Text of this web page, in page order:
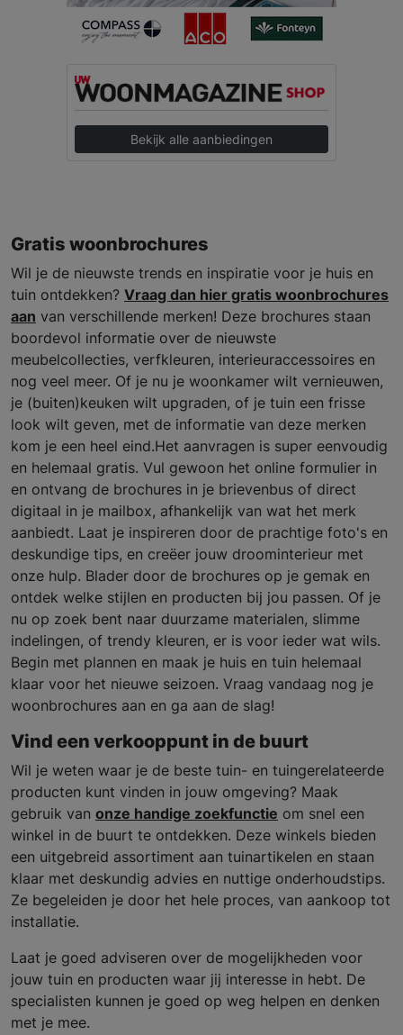
Bekijk alle aanbiedingen
Gratis woonbrochures
Wil je de nieuwste trends en inspiratie voor je huis en
tuin ontdekken? Vraag dan hier gratis woonbrochures
aan van verschillende merken! Deze brochures staan
boordevol informatie over de nieuwste
meubelcollecties, verfkleuren, interieuraccessoires en
nog veel meer. Of je nu je woonkamer wilt vernieuwen,
je (buiten)keuken wilt upgraden, of je tuin een frisse
look wilt geven, met de informatie van deze merken
kom je een heel eind.Het aanvragen is super eenvoudig
en helemaal gratis. Vul gewoon het online formulier in
en ontvang de brochures in je brievenbus of direct
digitaal in je mailbox, afhankelijk van wat het merk
aanbiedt. Laat je inspireren door de prachtige foto's en
deskundige tips, en creëer jouw droominterieur met
onze hulp. Blader door de brochures op je gemak en
ontdek welke stijlen en producten bij jou passen. Of je
nu op zoek bent naar duurzame materialen, slimme
indelingen, of trendy kleuren, er is voor ieder wat wils.
Begin met plannen en maak je huis en tuin helemaal
klaar voor het nieuwe seizoen. Vraag vandaag nog je
woonbrochures aan en ga aan de slag!
Vind een verkooppunt in de buurt
Wil je weten waar je de beste tuin- en tuingerelateerde
producten kunt vinden in jouw omgeving? Maak
gebruik van onze handige zoekfunctie om snel een
winkel in de buurt te ontdekken. Deze winkels bieden
een uitgebreid assortiment aan tuinartikelen en staan
klaar met deskundig advies en nuttige onderhoudstips.
Ze begeleiden je door het hele proces, van aankoop tot
installatie.
Laat je goed adviseren over de mogelijkheden voor
jouw tuin en producten waar jij interesse in hebt. De
specialisten kunnen je goed op weg helpen en denken
met je mee.